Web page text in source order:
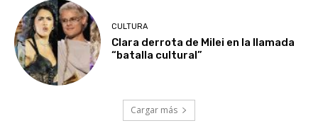
CULTURA
Clara derrota de Milei en la llamada
“batalla cultural”
Cargar más